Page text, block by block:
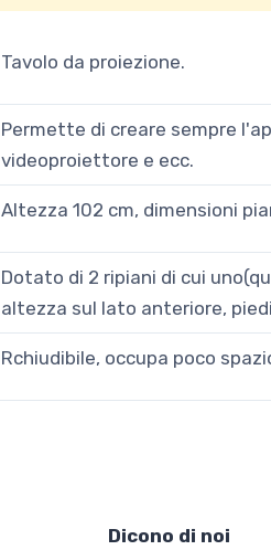
Tavolo da proiezione.
Permette di creare sempre
videoproiettore e ecc.
Altezza 102 cm, dimensioni
Dotato di 2 ripiani di cui
altezza sul lato anteriore,
Rchiudibile, occupa poco
Dicono di noi